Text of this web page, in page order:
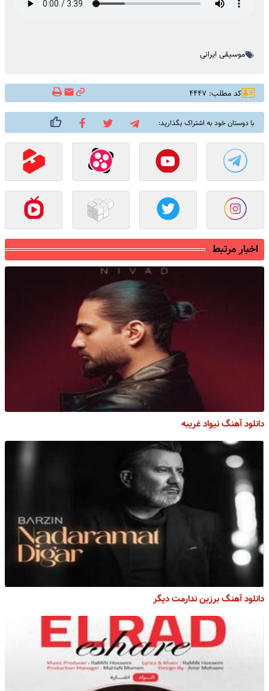
موسیقی ایرانی
کد مطلب: ۴۴۴۷
با دوستان خود به اشتراک بگذارید:
اخبار مرتبط
دانلود آهنگ نیواد غریبه
دانلود آهنگ برزین ندارمت دیگر